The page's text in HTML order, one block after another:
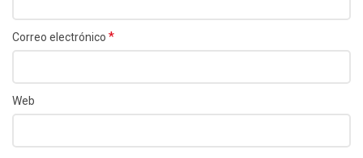
Correo electrónico *
Web